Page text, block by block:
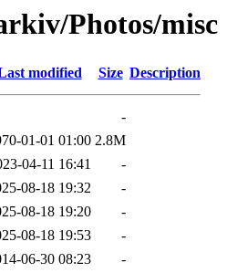
Photos/misc
modified Size Description
-
01-01 01:00 2.8M
04-11 16:41
-
08-18 19:32
-
08-18 19:20
-
08-18 19:53
-
06-30 08:23
-